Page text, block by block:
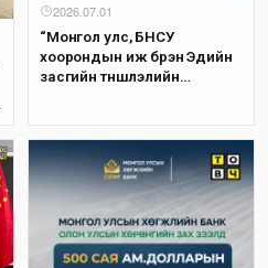
2026.07.01
“Монгол улс, БНСУ
хоорондын иж бүрэн Эдийн
засгийн түншлэлийн